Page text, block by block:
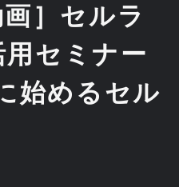
画］セルラ
セミナー
始めるセル